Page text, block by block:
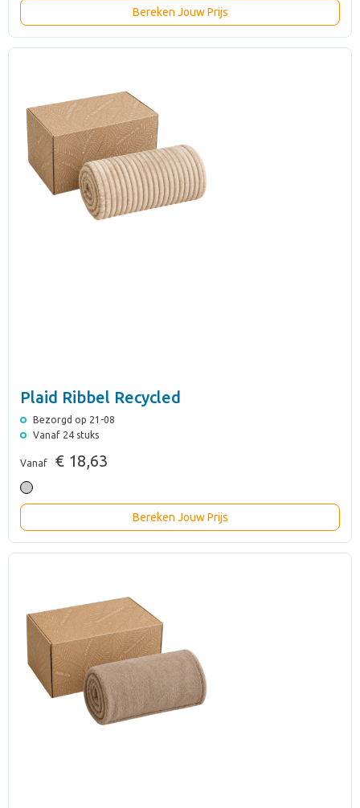
Bereken Jouw Prijs
Plaid Ribbel Recycled
Bezorgd op 21-08
Vanaf 24 stuks
Vanaf € 18,63
Bereken Jouw Prijs